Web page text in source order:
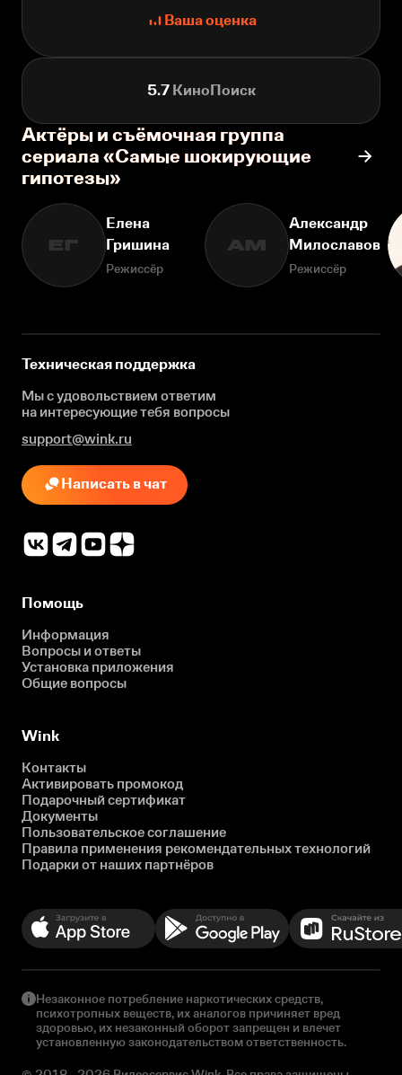
Ваша оценка
5.7КиноПоиск
Актёры и съёмочная группа
сериала «Самые шокирующие
гипотезы»
ЕГ
Елена
Гришина
Режиссёр
АМ
Александр
Милославов
Режиссёр
Техническая поддержка
Мы с удовольствием ответим
на интересующиетебя вопросы
support@wink.ru
Написать в чат
Помощь
Информация
Вопросы и ответы
Установка приложения
Общие вопросы
Wink
Контакты
Активировать промокод
Подарочный сертификат
Документы
Пользовательское соглашение
Правила применения рекомендательных технологий
Подарки от наших партнёров
Незаконное потребление наркотических средств,
психотропных веществ, их аналогов причиняет вред
здоровью, их незаконный оборот запрещен и влечет
установленную законодательством ответственность.